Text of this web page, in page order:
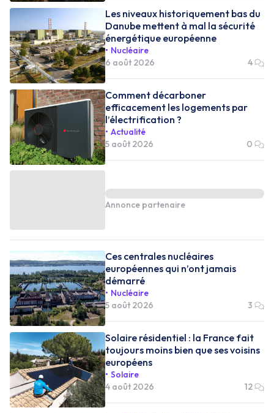
Les niveaux historiquement bas du
Danube mettent à mal la sécurité
énergétique européenne
Nucléaire
6 août 2026
4
Comment décarboner
efficacement les logements par
l’électrification ?
Actualité
5 août 2026
0
Annonce partenaire
Ces centrales nucléaires
européennes qui n’ont jamais
démarré
Nucléaire
5 août 2026
3
Solaire résidentiel : la France fait
toujours moins bien que ses voisins
européens
Solaire
4 août 2026
12